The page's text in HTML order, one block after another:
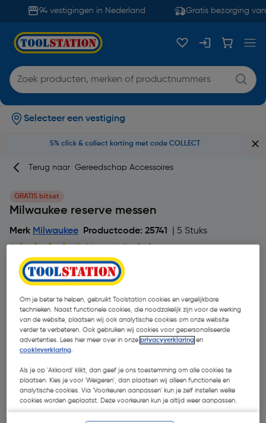
94 vestigingen in Nederland Gratis bezorging
Selecteer een vestiging
5% click & collect korting met code COLLECT
Terug naar Gereedschap Accessoires
GRATIS bitset
Milwaukee reserve messen
Merk Milwaukee Productcode: 25741 | 5 Stuks
Om je beter te helpen, gebruikt Toolstation cookies en vergelijkbare
technieken. Naast functionele cookies, die noodzakelijk zijn voor de werking
van de website, plaatsen wij ook analytische cookies om onze website
verder te verbeteren. Ook gebruiken wij cookies voor gepersonaliseerde
advertenties. Lees hier meer over in onzeprivacyverklaring en
cookieverklaring.
Als je op 'Akkoord' klikt, dan geef je ons toestemming om alle cookies te
plaatsen. Kies je voor 'Weigeren', dan plaatsen wij alleen functionele en
analytische cookies. Via 'Voorkeuren aanpassen' kun je zelf instellen welke
cookies worden geplaatst. Deze voorkeuren kun je altijd weer aanpassen.